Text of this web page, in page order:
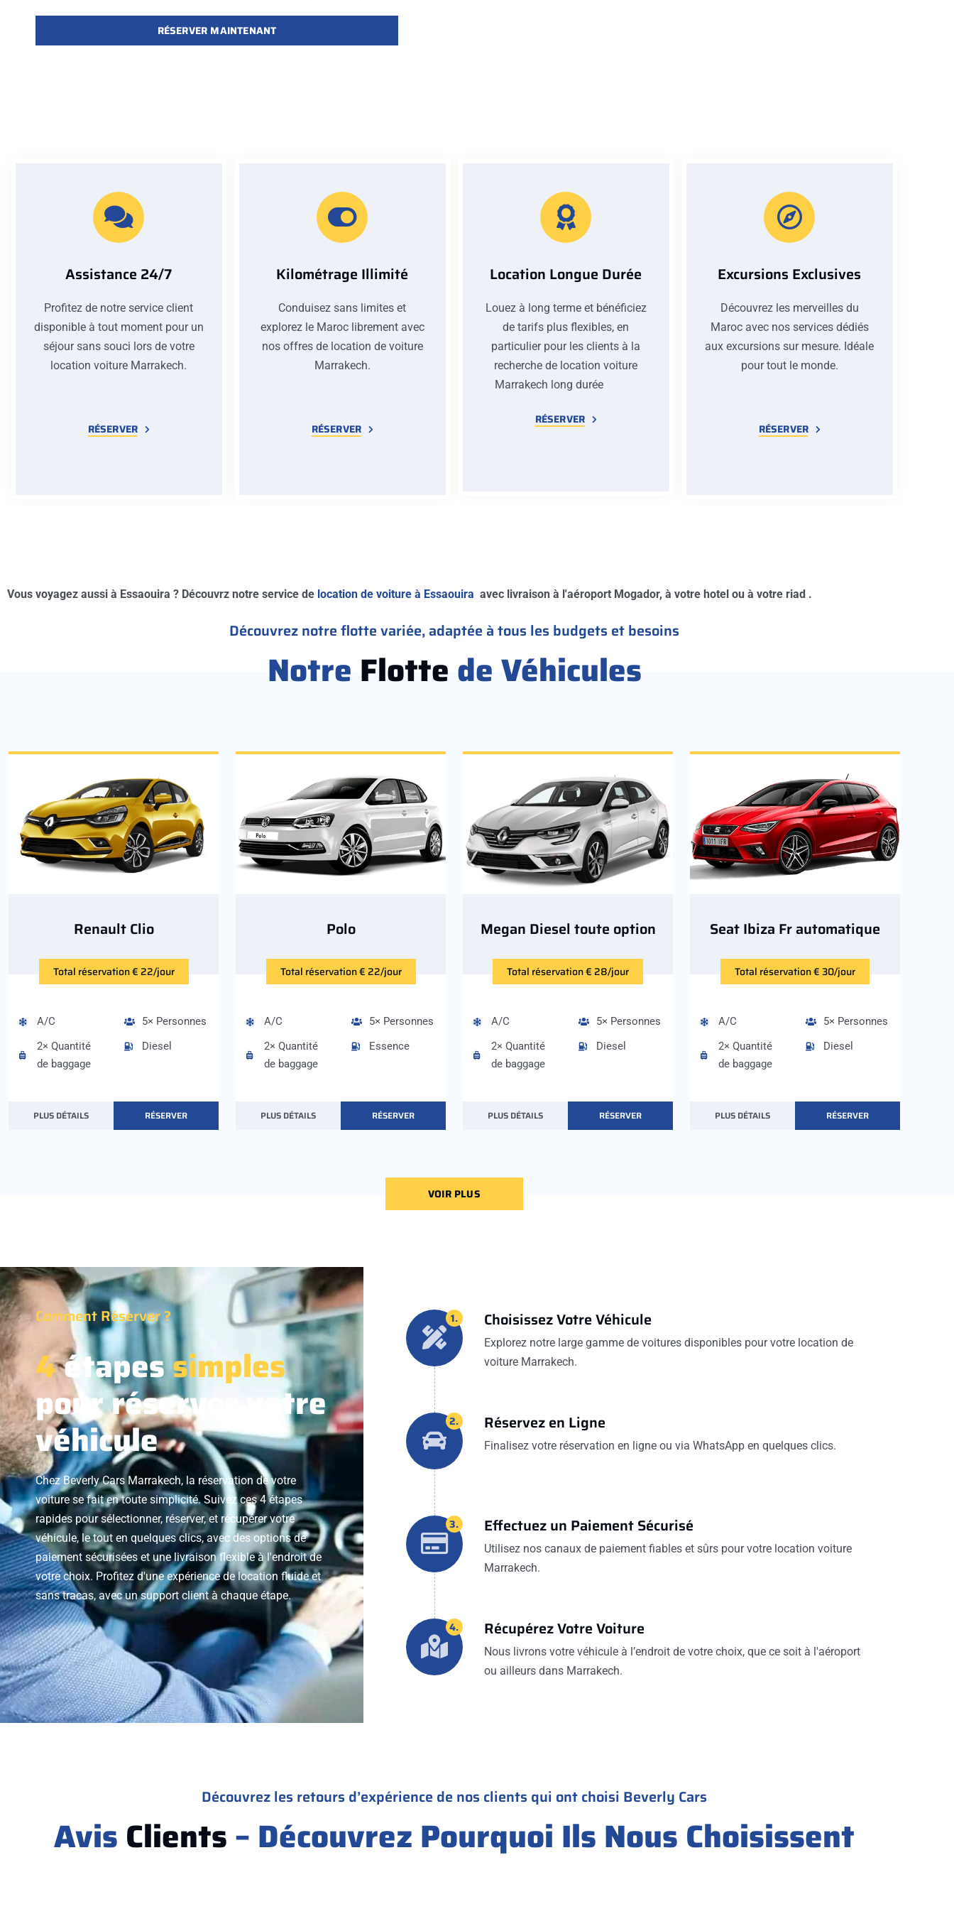
RÉSERVER MAINTENANT
Assistance 24/7
Profitez de notre service client
disponible à tout moment pour un
séjour sans souci lors de votre
location voiture Marrakech.
RÉSERVER
Kilométrage Illimité
Conduisez sans limites et
explorez le Maroc librement avec
nos offres de location de voiture
Marrakech.
RÉSERVER
Location Longue Durée
Louez à long terme et bénéficiez
de tarifs plus flexibles, en
particulier pour les clients à la
recherche de location voiture
Marrakech long durée
RÉSERVER
Excursions Exclusives
Découvrez les merveilles du
Maroc avec nos services dédiés
aux excursions sur mesure. Idéale
pour tout le monde.
RÉSERVER
Vous voyagez aussi à Essaouira ? Découvrz notre service de location de voiture à Essaouira avec livraison à l'aéroport Mogador, à votre hotel ou à votre riad .
Découvrez notre flotte variée, adaptée à tous les budgets et besoins
Notre Flotte de Véhicules
Renault Clio
Total réservation € 22/jour
A/C
2× Quantité
de baggage
5× Personnes
Diesel
PLUS DÉTAILS RÉSERVER
Polo
Total réservation € 22/jour
A/C
2× Quantité
de baggage
5× Personnes
Essence
PLUS DÉTAILS RÉSERVER
Megan Diesel toute option
Total réservation € 28/jour
A/C
2× Quantité
de baggage
5× Personnes
Diesel
PLUS DÉTAILS RÉSERVER
Seat Ibiza Fr automatique
Total réservation € 30/jour
A/C
2× Quantité
de baggage
5× Personnes
Diesel
PLUS DÉTAILS RÉSERVER
VOIR PLUS
Comment Réserver ?
4étapessimples
pour réserver votre
véhicule
Chez Beverly Cars Marrakech, la réservation de votre
voiture se fait en toute simplicité. Suivez ces 4 étapes
rapides pour sélectionner, réserver, et récupérer votre
véhicule, le tout en quelques clics, avec des options de
paiement sécurisées et une livraison flexible à l'endroit de
votre choix. Profitez d'une expérience de location fluide et
sans tracas, avec un support client à chaque étape.
1. Choisissez Votre Véhicule
Explorez notre large gamme de voitures disponibles pour votre location de
voiture Marrakech.
2. Réservez en Ligne
Finalisez votre réservation en ligne ou via WhatsApp en quelques clics.
3. Effectuez un Paiement Sécurisé
Utilisez nos canaux de paiement fiables et sûrs pour votre location voiture
Marrakech.
4. Récupérez Votre Voiture
Nous livrons votre véhicule à l’endroit de votre choix, que ce soit à l'aéroport
ou ailleurs dans Marrakech.
Découvrez les retours d’expérience de nos clients qui ont choisi Beverly Cars
Avis Clients– Découvrez Pourquoi Ils Nous Choisissent